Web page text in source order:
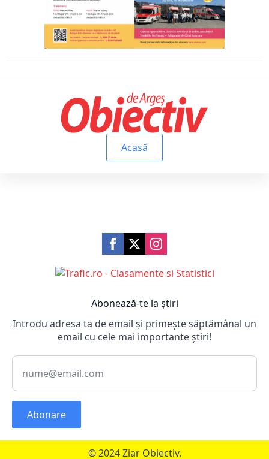
Acasă
Abonează-te la știri
Introdu adresa ta de email și primește săptămânal un
email cu cele mai importante știri!
Abonare
© 2024 Ziar Obiectiv.